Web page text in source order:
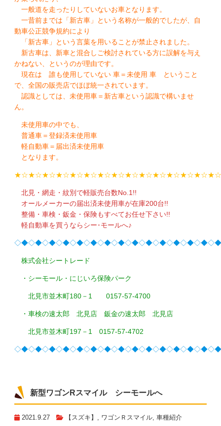
一般道を走ったりしていないお車となります。
一昔前までは「新古車」という名称が一般的でしたが、自
動車公正競争規約により
「新古車」という言葉を用いることが禁止されました。
新古車は、新車と混合しご検討されている方に誤解を与え
かねない、というのが理由です。
現在は 誰も使用していない 車＝未使用 車 ということ
で、全国の販売店でほぼ統一されています。
認識としては、未使用車＝新古車という認識で構いませ
ん。
未使用車の中でも、
普通車＝登録済未使用車
軽自動車＝届出済未使用車
となります。
北見・網走・紋別で軽販売台数No.1!!
オールメーカーの届出済未使用車が在庫200台!!
整備・車検・鈑金・保険もすべてお任せ下さい!!
軽自動車を買うならシー･モールへ♪
株式会社シートレード
・シーモール・にじいろ保険パーク
北見市並木町180－1 0157-57-4700
・車検の速太郎 北見店 鈑金の速太郎 北見店
北見市並木町197－1 0157-57-4702
新型ワゴンRスマイル シーモールへ
2021.9.27 【スズキ】 , ワゴンＲスマイル, 車種紹介